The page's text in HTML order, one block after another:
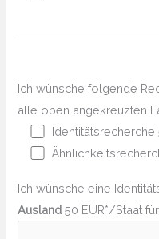
Ich wünsche folgende
alle oben angekreuzten
Identitätsrecherche
Ich wünsche eine
Ausland 50 EUR*/Staat